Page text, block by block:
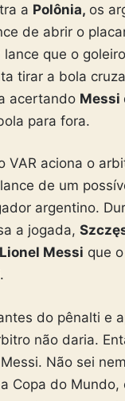
a Polônia, os
de abrir o
lance que o goleiro
tirar a bola
acertando Messi
para fora.
VAR aciona o
de um
argentino.
a jogada,
Lionel Messi que
do pênalti e
não daria.
Não sei
Copa do Mundo,